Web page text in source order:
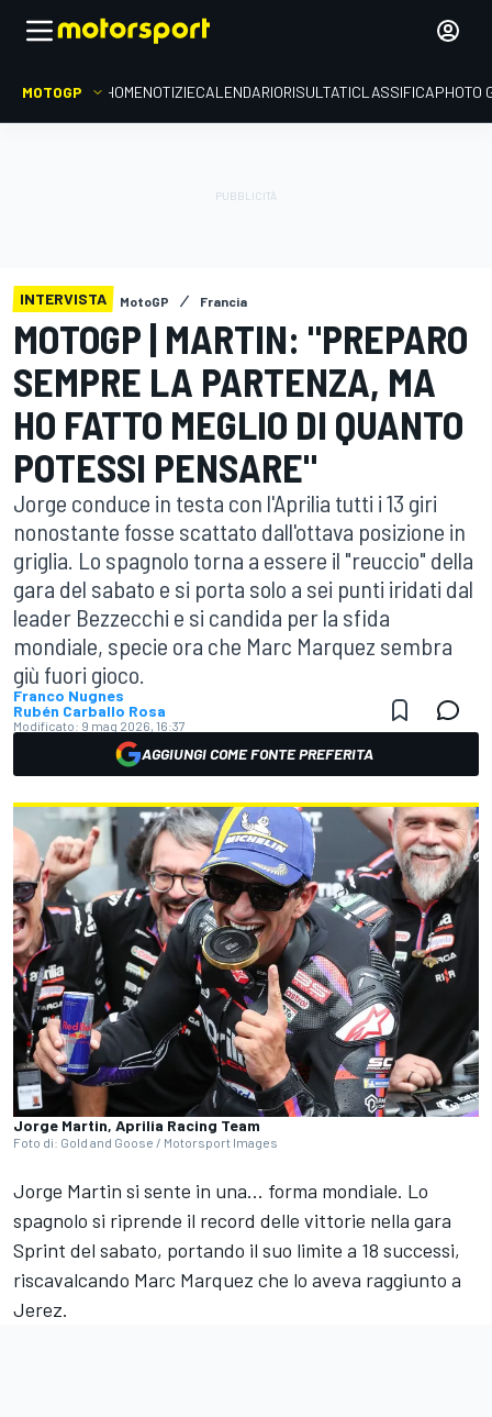
MOTOGP HOMENOTIZIECALENDARIORISULTATICLASSIFICAPHOTO
INTERVISTA MotoGP Francia
MOTOGP | MARTIN: "PREPARO
SEMPRE LA PARTENZA, MA
HO FATTO MEGLIO DI QUANTO
POTESSI PENSARE"
Jorge conduce in testa con l'Aprilia tutti i 13 giri
nonostante fosse scattato dall'ottava posizione in
griglia. Lo spagnolo torna a essere il "reuccio" della
gara del sabato e si porta solo a sei punti iridati dal
leader Bezzecchi e si candida per la sfida
mondiale, specie ora che Marc Marquez sembra
giù fuori gioco.
Franco Nugnes
Rubén Carballo Rosa
Modificato: 9 mag 2026, 16:37
AGGIUNGI COME FONTE PREFERITA
Jorge Martin, Aprilia Racing Team
Foto di: Gold and Goose / Motorsport Images
Jorge Martin si sente in una... forma mondiale. Lo
spagnolo si riprende il record delle vittorie nella gara
Sprint del sabato, portando il suo limite a 18 successi,
riscavalcando Marc Marquez che lo aveva raggiunto a
Jerez.